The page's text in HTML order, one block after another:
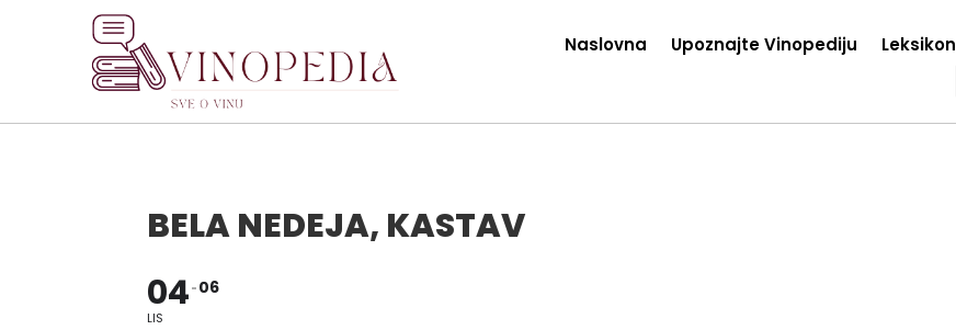
Naslovna Upoznajte Vinopediju Leksikon
BELA NEDEJA, KASTAV
04
LIS
06